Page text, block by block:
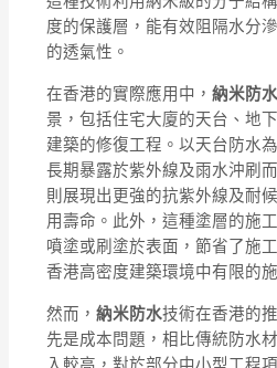
度的保護層，能有效阻隔水分
的透氣性。
在香港的實際應用中，納米防
景，包括住宅大廈的天台、地
建築的修復工程。以天台防水
長期暴露於紫外線及雨水沖刷
則展現出更強的抗紫外線及耐
用壽命。此外，這種塗層的施
噴塗或刷塗於表面，節省了施
香港高密度建築環境中有限的
然而，納米防水技術在香港的
先是成本問題，相比傳統防水
入較高，對於部分中小型工程